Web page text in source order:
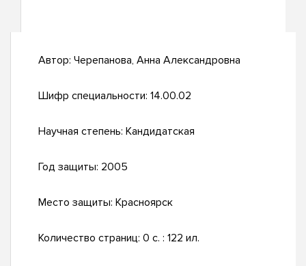
Автор: Черепанова, Анна Александровна
Шифр специальности: 14.00.02
Научная степень: Кандидатская
Год защиты: 2005
Место защиты: Красноярск
Количество страниц: 0 с. : 122 ил.